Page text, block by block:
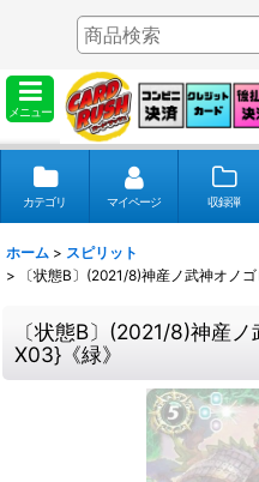
メニュー
カテゴリ マイページ 収録弾
ホーム > スピリット
>
〔状態B〕(2021/8)神産ノ武神オノ
〔状態B〕(2021/8)神産
X03}《緑》